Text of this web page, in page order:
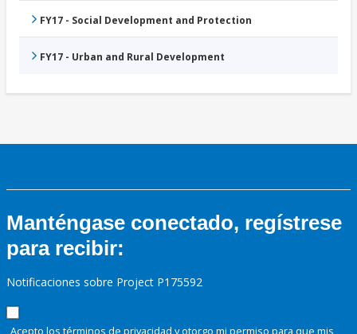
FY17 - Social Development and Protection
FY17 - Urban and Rural Development
Manténgase conectado, regístrese
para recibir:
Notificaciones sobre Project P175592
Acepto los términos de privacidad y otorgo mi permiso para que mis